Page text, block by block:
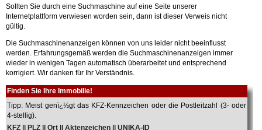
Sollten Sie durch eine Suchmaschine auf eine Seite unserer
Internetplattform verwiesen worden sein, dann ist dieser Verweis nicht
gültig.
Die Suchmaschinenanzeigen können von uns leider nicht beeinflusst
werden. Erfahrungsgemäß werden die Suchmaschinenanzeigen immer
wieder in wenigen Tagen automatisch überarbeitet und entsprechend
korrigiert. Wir danken für Ihr Verständnis.
Finden Sie Ihre Immobilie!
Tipp: Meist genï¿½gt das KFZ-Kennzeichen oder die Postleitzahl (3- oder
4-stellig).
KFZ || PLZ || Ort || Aktenzeichen || UNIKA-ID